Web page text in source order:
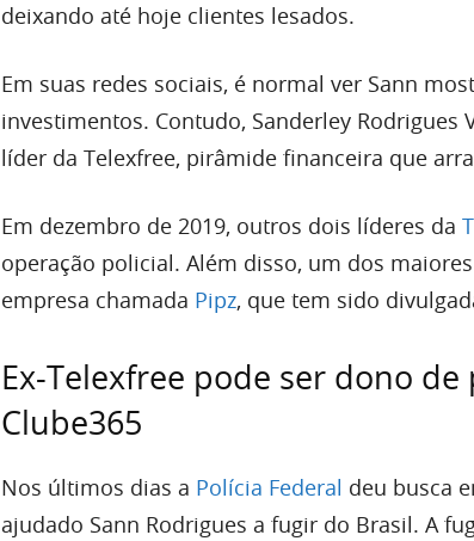
deixando até hoje clientes lesados.
Em suas redes sociais, é normal ver Sann
investimentos. Contudo, Sanderley
líder da Telexfree, pirâmide financeira que
Em dezembro de 2019, outros dois líderes da
operação policial. Além disso, um dos
empresa chamada Pipz, que tem sido
Ex-Telexfree pode ser dono
Clube365
Nos últimos dias a Polícia Federal deu busca
ajudado Sann Rodrigues a fugir do Brasil. A